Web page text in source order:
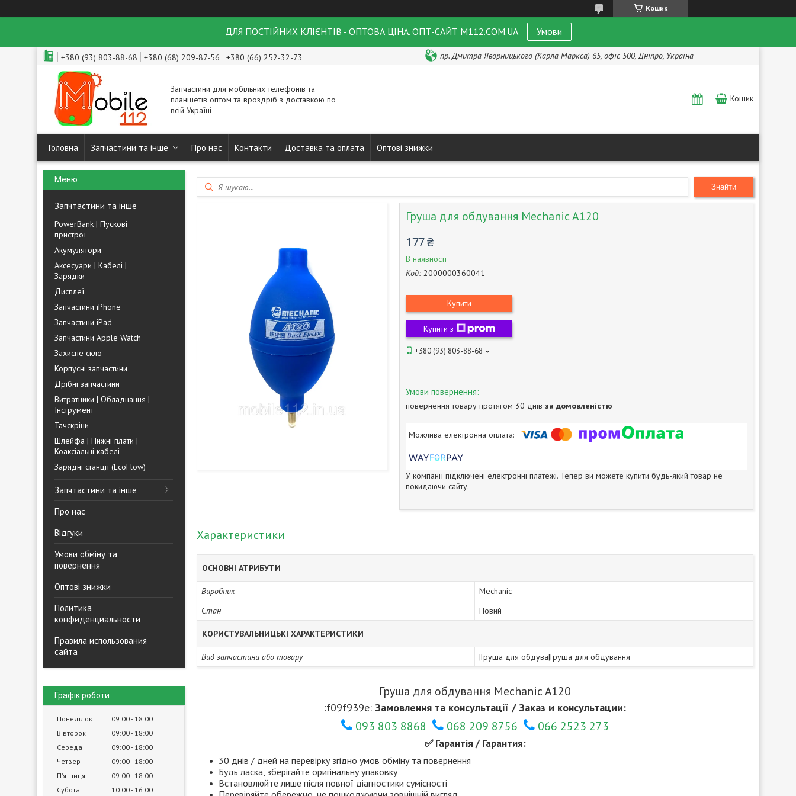
Кошик
ДЛЯ ПОСТІЙНИХ КЛІЄНТІВ - ОПТОВА ЦІНА. ОПТ-САЙТ M112.COM.UA Умови
+380 (93) 803-88-68 +380 (68) 209-87-56 +380 (66) 252-32-73 пр. Дмитра Яворницького (Карла Маркса) 65, офіс 500, Дніпро, Україна
Запчастини для мобільних телефонів та
планшетів оптом та вроздріб з доставкою по
всій Україні
Кошик
Головна Запчастини та інше Про нас Контакти Доставка та оплата Оптові знижки
Запчтастини та інше
PowerBank | Пускові
пристрої
Акумулятори
Аксесуари | Кабелі |
Зарядки
Дисплеї
Запчастини iPhone
Запчастини iPad
Запчастини Apple Watch
Захисне скло
Корпусні запчастини
Дрібні запчастини
Витратники | Обладнання |
Інструмент
Тачскріни
Шлейфа | Нижні плати |
Коаксіальні кабелі
Зарядні станції (EcoFlow)
Запчтастини та інше
Про нас
Відгуки
Умови обміну та
повернення
Оптові знижки
Политика
конфиденциальности
Правила использования
сайта
Графік роботи
Понеділок 09:00 18:00
Вівторок
09:00 18:00
Середа
09:00 18:00
Четвер
09:00 18:00
Пʼятниця
09:00 18:00
Субота
10:00 16:00
Знайти
Груша для обдування Mechanic A120
177 ₴
В наявності
Код: 2000000360041
Купити
Купити з
+380 (93) 803-88-68
повернення товару протягом 30 днів за домовленістю
У компанії підключені електронні платежі. Тепер ви можете купити будь-який товар не
покидаючи сайту.
Характеристики
ОСНОВНІ АТРИБУТИ
Виробник
Mechanic
Стан
Новий
КОРИСТУВАЛЬНИЦЬКІ ХАРАКТЕРИСТИКИ
Вид запчастини або товару |Груша для обдува|Груша для обдування
Груша для обдування Mechanic A120
:f09f939e: Замовлення та консультації / Заказ и консультации:
093 803 8868 068 209 8756 066 2523 273
✅ Гарантія / Гарантия:
30 днів / дней на перевірку згідно умов обміну та повернення
Будь ласка, зберігайте оригінальну упаковку
Встановлюйте лише після повної діагностики сумісності